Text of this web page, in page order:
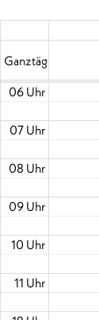
Ganztägig
05 Uhr
06 Uhr
07 Uhr
08 Uhr
09 Uhr
10 Uhr
11 Uhr